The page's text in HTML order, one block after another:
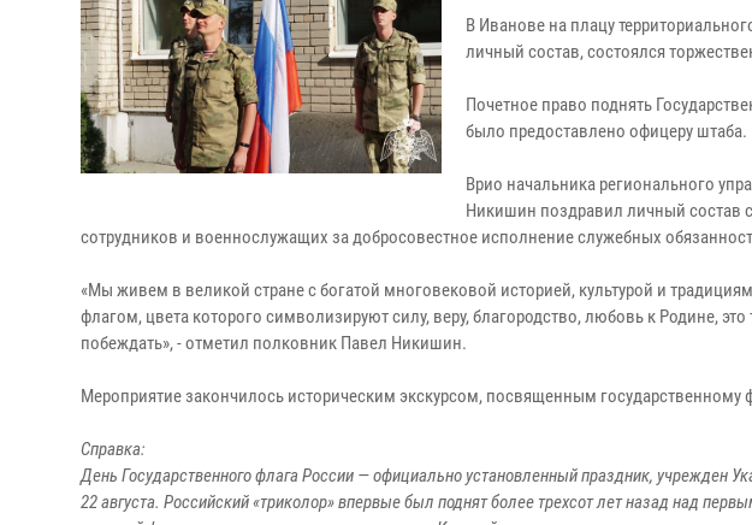
В Иванове на плацу
личный состав, состоялся
Почетное право поднять
было предоставлено офицеру штаба.
Врио начальника регионального
Никишин поздравил личный состав
сотрудников и военнослужащих за добросовестное исполнение служебных
«Мы живем в великой стране с богатой многовековой историей, культурой и
флагом, цвета которого символизируют силу, веру, благородство, любовь к Родине,
побеждать», - отметил полковник Павел Никишин.
Мероприятие закончилось историческим экскурсом, посвященным государственному
Справка:
День Государственного флага России — официально установленный праздник, учрежден
22 августа. Российский «триколор» впервые был поднят более трехсот лет назад над